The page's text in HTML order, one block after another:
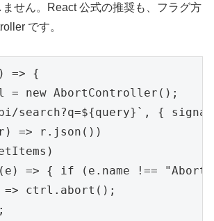
せん。React 公式の推奨も、フラグ方
です。
=> {
= new AbortController();
search?q=${query}`, {
=> r.json())
=> { if (e.name !==
ctrl.abort();